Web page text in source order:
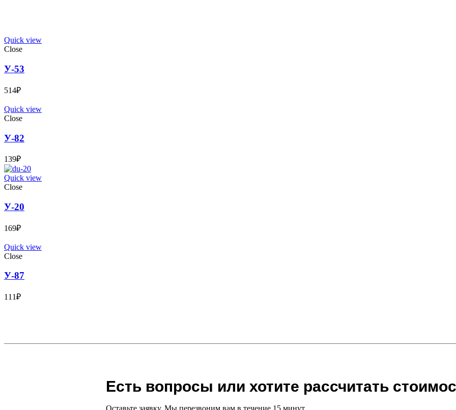
Quick view
Close
У-53
514₽
Quick view
Close
У-82
139₽
Quick view
Close
У-20
169₽
Quick view
Close
У-87
111₽
Есть вопросы или хотите рассчитать
Оставьте заявку. Мы перезвоним вам в течение 15 минут.